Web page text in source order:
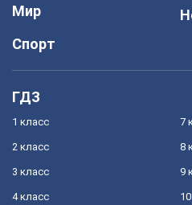
Мир
Спорт
ГДЗ
1 класс
2 класс
3 класс
4 класс
7
8
9